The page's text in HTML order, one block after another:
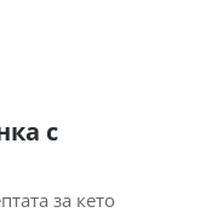
с
за кето